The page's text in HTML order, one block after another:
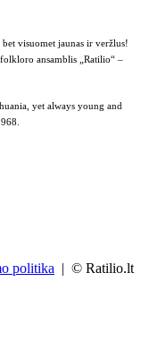
bet visuomet jaunas ir veržlus!
ansamblis „Ratilio“ –
yet always young and
politika | © Ratilio.lt